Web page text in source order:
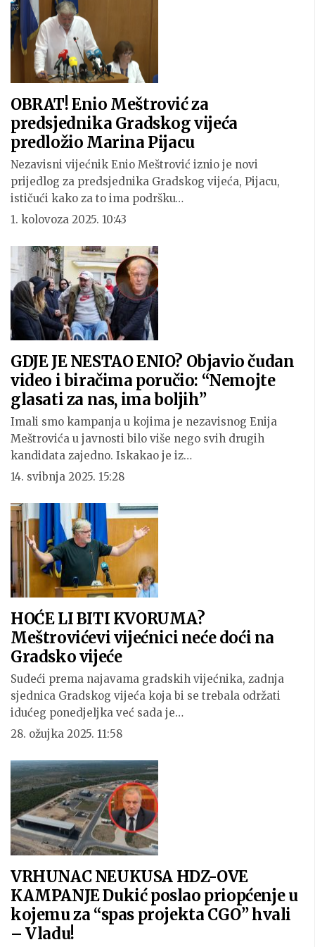
OBRAT! Enio Meštrović za
predsjednika Gradskog vijeća
predložio Marina Pijacu
Nezavisni vijećnik Enio Meštrović iznio je novi
prijedlog za predsjednika Gradskog vijeća, Pijacu,
ističući kako za to ima podršku…
1. kolovoza 2025. 10:43
GDJE JE NESTAO ENIO? Objavio čudan
video i biračima poručio: “Nemojte
glasati za nas, ima boljih”
Imali smo kampanja u kojima je nezavisnog Enija
Meštrovića u javnosti bilo više nego svih drugih
kandidata zajedno. Iskakao je iz…
14. svibnja 2025. 15:28
HOĆE LI BITI KVORUMA?
Meštrovićevi vijećnici neće doći na
Gradsko vijeće
Sudeći prema najavama gradskih vijećnika, zadnja
sjednica Gradskog vijeća koja bi se trebala održati
idućeg ponedjeljka već sada je…
28. ožujka 2025. 11:58
VRHUNAC NEUKUSA HDZ-OVE
KAMPANJE Dukić poslao priopćenje u
kojemu za “spas projekta CGO” hvali
– Vladu!